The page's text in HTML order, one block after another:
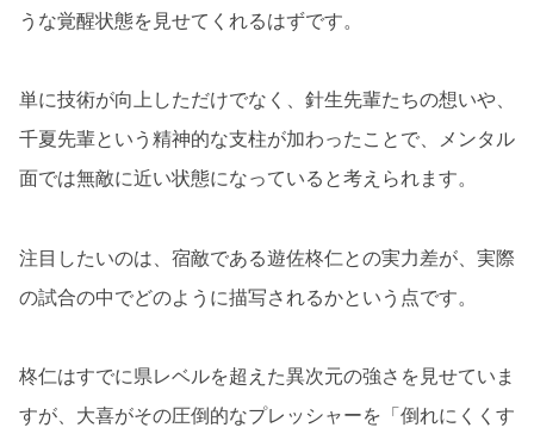
うな覚醒状態を見せてくれるはずです。
単に技術が向上しただけでなく、針生先輩たちの想いや、
千夏先輩という精神的な支柱が加わったことで、メンタル
面では無敵に近い状態になっていると考えられます。
注目したいのは、宿敵である遊佐柊仁との実力差が、実際
の試合の中でどのように描写されるかという点です。
柊仁はすでに県レベルを超えた異次元の強さを見せていま
すが、大喜がその圧倒的なプレッシャーを「倒れにくくす